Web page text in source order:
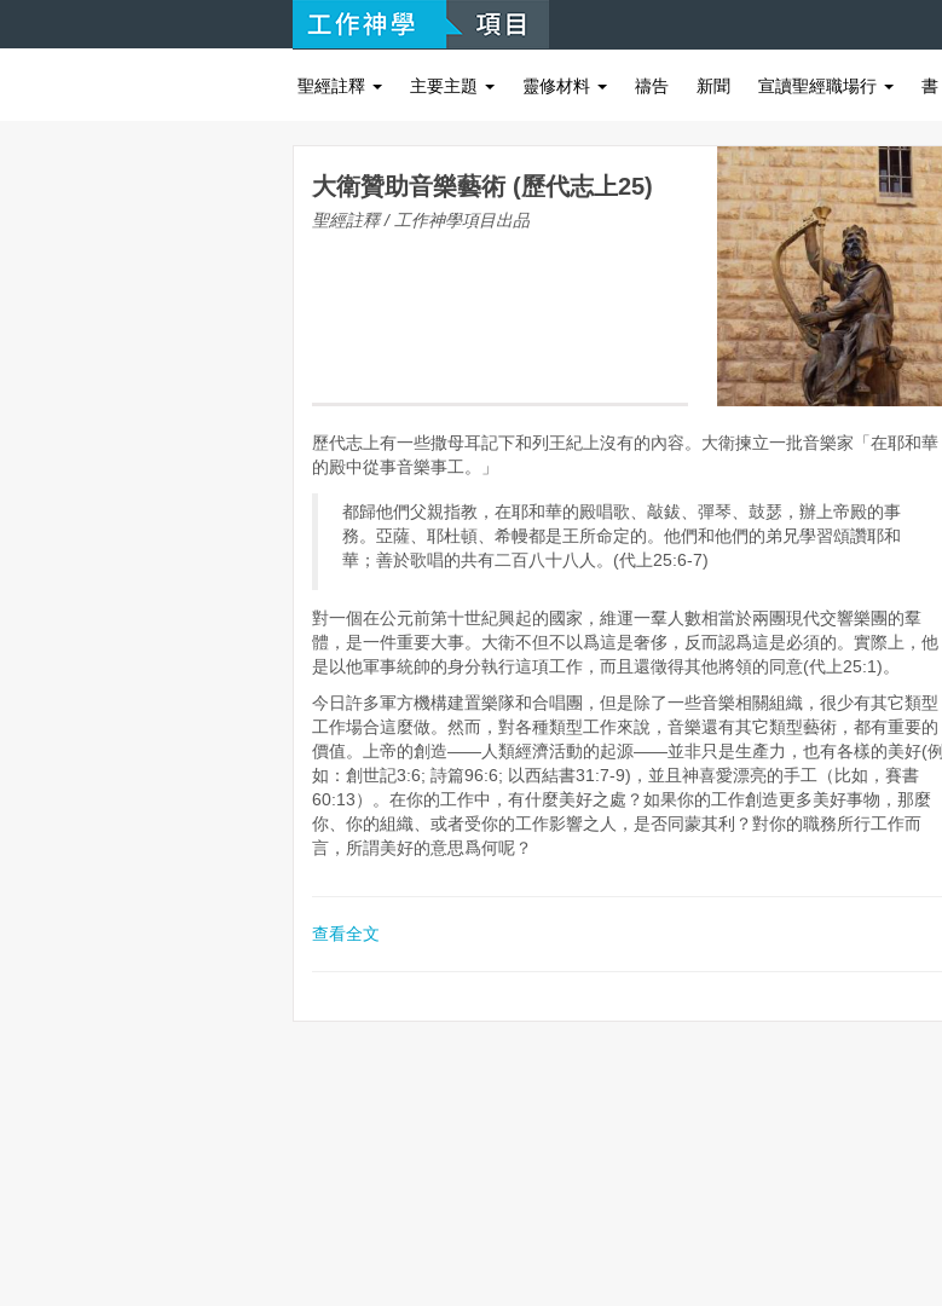
聖經註釋 主要主題 靈修材料 禱告 新聞 宣讀聖經職場行 書
大衛贊助音樂藝術 (歷代志上25)
聖經註釋 / 工作神學項目出品
歷代志上有一些撒母耳記下和列王紀上沒有的內容。大衛揀立一批音樂家「在耶和華
的殿中從事音樂事工。」
都歸他們父親指教，在耶和華的殿唱歌、敲鈸、彈琴、鼓瑟，辦上帝殿的事
務。亞薩、耶杜頓、希幔都是王所命定的。他們和他們的弟兄學習頌讚耶和
華；善於歌唱的共有二百八十八人。(代上25:6-7)
對一個在公元前第十世紀興起的國家，維運一羣人數相當於兩團現代交響樂團的羣
體，是一件重要大事。大衛不但不以爲這是奢侈，反而認爲這是必須的。實際上，他
是以他軍事統帥的身分執行這項工作，而且還徵得其他將領的同意(代上25:1)。
今日許多軍方機構建置樂隊和合唱團，但是除了一些音樂相關組織，很少有其它類型
工作場合這麼做。然而，對各種類型工作來說，音樂還有其它類型藝術，都有重要的
價值。上帝的創造——人類經濟活動的起源——並非只是生產力，也有各樣的美好(例
如：創世記3:6; 詩篇96:6; 以西結書31:7-9)，並且神喜愛漂亮的手工（比如，賽書
60:13）。在你的工作中，有什麼美好之處？如果你的工作創造更多美好事物，那麼
你、你的組織、或者受你的工作影響之人，是否同蒙其利？對你的職務所行工作而
言，所謂美好的意思爲何呢？
查看全文